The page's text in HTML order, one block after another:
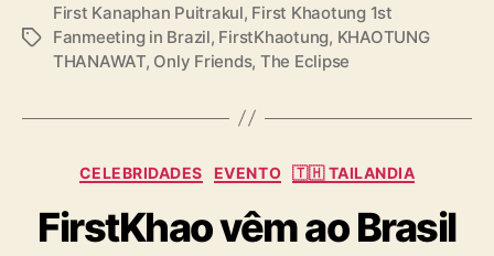
T
First Kanaphan Puitrakul, First Khaotung 1st
Fanmeeting in Brazil, FirstKhaotung, KHAOTUNG
THANAWAT, Only Friends, The Eclipse
C
t
e
CELEBRIDADES EVENTO 🇹🇭 TAILANDIA
FirstKhao vêm ao Brasil